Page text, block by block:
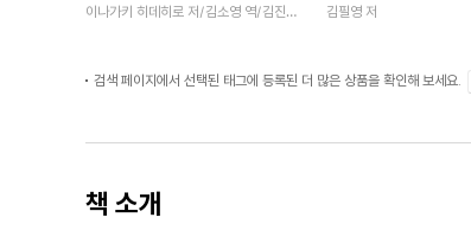
이나가키 히데히로 저/김소영 역/김진옥 감수 김필영 저
검색 페이지에서 선택된 태그에 등록된 더 많은 상품을 확인해 보세요.
책 소개